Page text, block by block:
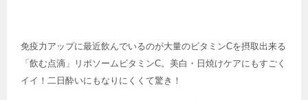
免疫力アップに最近飲んでいるのが大量のビタミンCを摂取出来る
「飲む点滴」リポソームビタミンC。美白・日焼けケアにもすごく
イイ！二日酔いにもなりにくくて驚き！